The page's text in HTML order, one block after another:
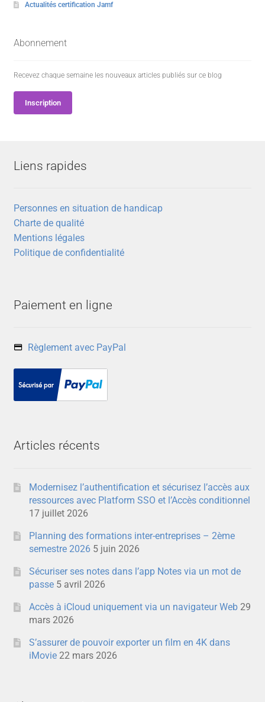
Actualités certification Jamf
Abonnement
Recevez chaque semaine les nouveaux articles publiés sur ce blog
Inscription
Liens rapides
Personnes en situation de handicap
Charte de qualité
Mentions légales
Politique de confidentialité
Paiement en ligne
Règlement avec PayPal
Articles récents
Modernisez l’authentification et sécurisez l’accès aux
ressources avec Platform SSO et l’Accès conditionnel
17 juillet 2026
Planning des formations inter-entreprises – 2ème
semestre 2026 5 juin 2026
Sécuriser ses notes dans l’app Notes via un mot de
passe 5 avril 2026
Accès à iCloud uniquement via un navigateur Web 29
mars 2026
S’assurer de pouvoir exporter un film en 4K dans
iMovie 22 mars 2026